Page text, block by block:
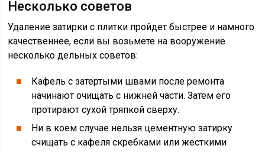
Несколько советов
Удаление затирки с плитки пройдет быстрее и намного
качественнее, если вы возьмете на вооружение
несколько дельных советов:
Кафель с затертыми швами после ремонта
начинают очищать с нижней части. Затем его
протирают сухой тряпкой сверху.
Ни в коем случае нельзя цементную затирку
счищать с кафеля скребками или жесткими